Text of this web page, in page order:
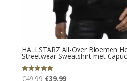
HALLSTARZ All-Over Bloemen
Streetwear Sweatshirt met
Gewaardeerd
€49.99 Oorspronkelijke
€39.99Huidige